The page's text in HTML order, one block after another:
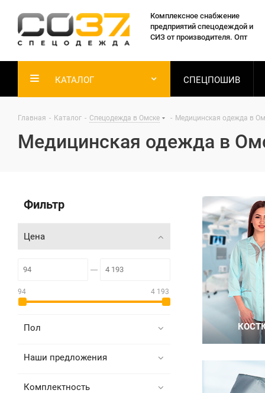
Комплексное снабжение
предприятий спецодеждой и
СИЗ от производителя. Опт
КАТАЛОГ СПЕЦПОШИВ
Главная - Каталог - Спецодежда в Омске - Медицинская одежда в
Медицинская одежда в
Фильтр
Цена
94 4 193
Пол
Наши предложения
Комплектность